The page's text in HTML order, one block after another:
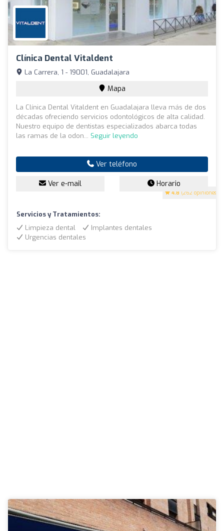
Clínica Dental Vitaldent
4.8 (262 opiniones)
La Carrera, 1 - 19001, Guadalajara
Mapa
La Clínica Dental Vitaldent en Guadalajara lleva más de dos
décadas ofreciendo servicios odontológicos de alta calidad.
Nuestro equipo de dentistas especializados abarca todas
las ramas de la odon... Seguir leyendo
Ver teléfono
Ver e-mail Horario
Servicios y Tratamientos:
Limpieza dental
Implantes dentales
Urgencias dentales